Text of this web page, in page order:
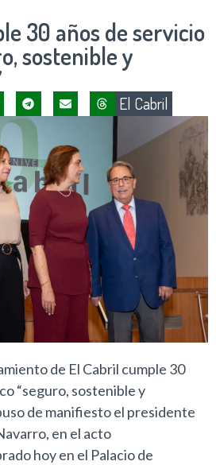
30 años de servicio
sostenible y
El Cabril
de El Cabril cumple 30
“seguro, sostenible y
de manifiesto el presidente
en el acto
hoy en el Palacio de